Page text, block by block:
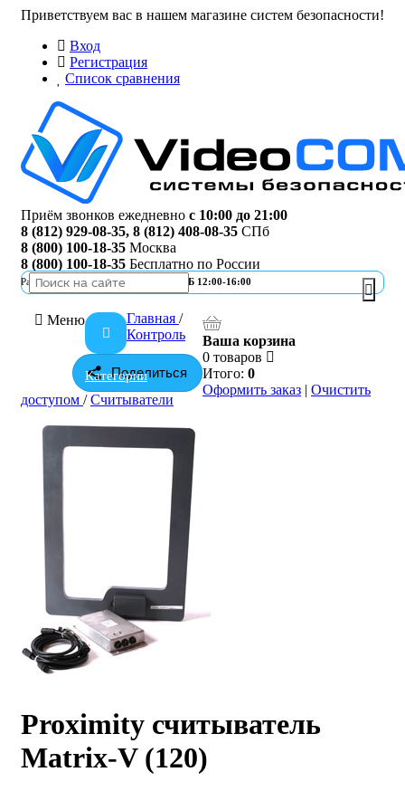
Приветствуем вас в нашем магазине систем безопасности!
Вход
Регистрация
Список сравнения
Приём звонков ежедневно с 10:00 до 21:00
8 (812) 929-08-35, 8 (812) 408-08-35 СПб
8 (800) 100-18-35 Москва
8 (800) 100-18-35 Бесплатно по России
Работа офисаПН-ПТ 10:00-19:00 | СБ 12:00-16:00
Меню
Категории
Ваша корзина
0 товаров
Итого: 0
Оформить заказ | Очистить
Поделиться
Главная /
Контроль
доступом /Считыватели
Proximity считыватель
Matrix-V (120)